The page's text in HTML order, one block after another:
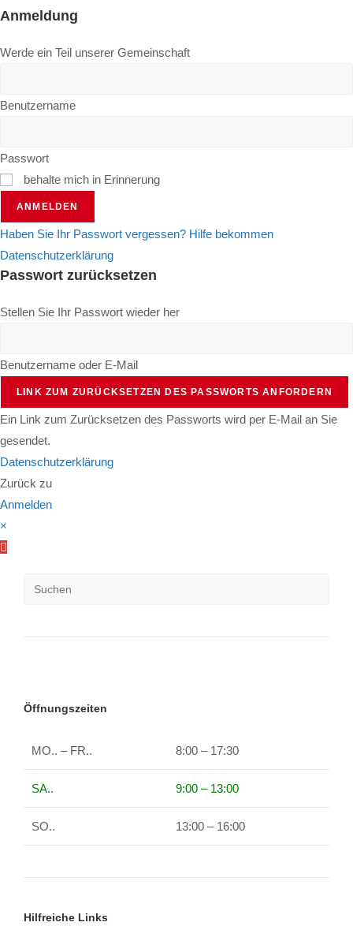
Anmeldung
Werde ein Teil unserer Gemeinschaft
Benutzername
Passwort
behalte mich in Erinnerung
ANMELDEN
Haben Sie Ihr Passwort vergessen? Hilfe bekommen
Datenschutzerklärung
Passwort zurücksetzen
Stellen Sie Ihr Passwort wieder her
Benutzername oder E-Mail
LINK ZUM ZURÜCKSETZEN DES PASSWORTS ANFORDERN
Ein Link zum Zurücksetzen des Passworts wird per E-Mail an Sie
gesendet.
Datenschutzerklärung
Zurück zu
Anmelden
×
Öffnungszeiten
MO.. – FR.. 8:00 – 17:30
SA.. 9:00 – 13:00
SO.. 13:00 – 16:00
Hilfreiche Links